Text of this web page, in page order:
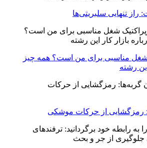
تنهایی سلبریتی‌ها
شغل مناسبی برای من است؟ همه چیز
رشته
رمزگشایی از حرکات موشکی